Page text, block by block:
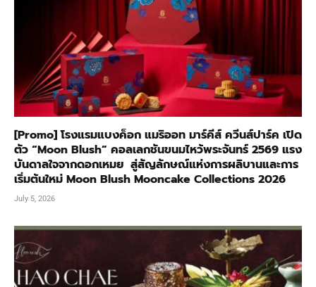
[Promo] โรงแรมแบงค็อก แมริออท มาร์คีส์ ควีนส์ปาร์ค เปิด
ตัว “Moon Blush” คอลเลกชันขนมไหว้พระจันทร์ 2569 แรง
บันดาลใจจากดอกเหมย สู่สัญลักษณ์แห่งการผลิบานและการ
เริ่มต้นใหม่ Moon Blush Mooncake Collections 2026
July 5, 2026